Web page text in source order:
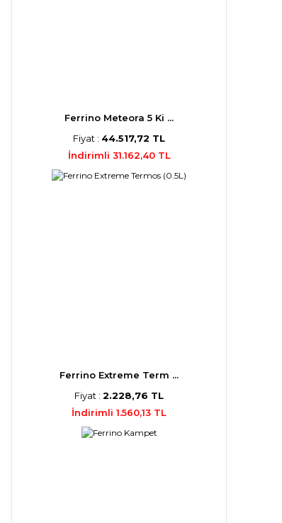
Ferrino Meteora 5 Ki ...
Fiyat : 44.517,72 TL
İndirimli 31.162,40 TL
Ferrino Extreme Term ...
Fiyat : 2.228,76 TL
İndirimli 1.560,13 TL